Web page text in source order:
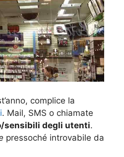
complice la
. Mail, SMS o chiamate
sensibili degli utenti.
pressoché introvabile da